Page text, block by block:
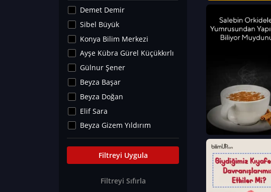
Astronomi ve Uzay
Noroloji
Matematik
Teknoloji
İklim Değişikliği
Arkeoloji
Kültür&Sanat
Yaşam Tavsiyeleri
Merakoloji
Eğitim Bilimleri
Demet Demir
Sibel Büyük
Konya Bilim Merkezi
Ayşe Kübra Gürel Küçükkırlı
Gülnur Şener
Beyza Başar
Beyza Doğan
Elif Sara
Beyza Gizem Yıldırım
İlknur İyigökler
Büşra Elif Kıvrak
Can TORUN
Filtreyi Uygula
Filtreyi Sıfırla